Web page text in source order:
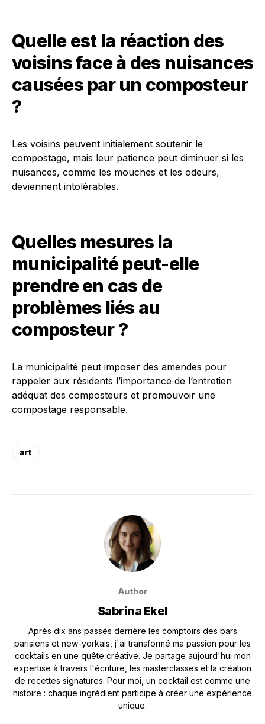
Quelle est la réaction des
voisins face à des nuisances
causées par un composteur
?
Les voisins peuvent initialement soutenir le
compostage, mais leur patience peut diminuer si les
nuisances, comme les mouches et les odeurs,
deviennent intolérables.
Quelles mesures la
municipalité peut-elle
prendre en cas de
problèmes liés au
composteur ?
La municipalité peut imposer des amendes pour
rappeler aux résidents l’importance de l’entretien
adéquat des composteurs et promouvoir une
compostage responsable.
art
Author
Sabrina Ekel
Après dix ans passés derrière les comptoirs des bars
parisiens et new-yorkais, j'ai transformé ma passion pour les
cocktails en une quête créative. Je partage aujourd'hui mon
expertise à travers l'écriture, les masterclasses et la création
de recettes signatures. Pour moi, un cocktail est comme une
histoire : chaque ingrédient participe à créer une expérience
unique.